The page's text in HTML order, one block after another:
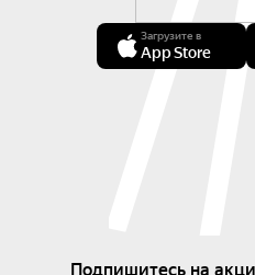
Загрузите в
App Store
Подпишитесь на